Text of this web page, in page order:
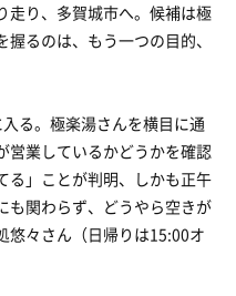
走り、多賀城市へ。候補は極
るのは、もう一つの目的、
る。極楽湯さんを横目に通
営業しているかどうかを確認
る」ことが判明、しかも正午
も関わらず、どうやら空きが
悠々さん（日帰りは15:00オ